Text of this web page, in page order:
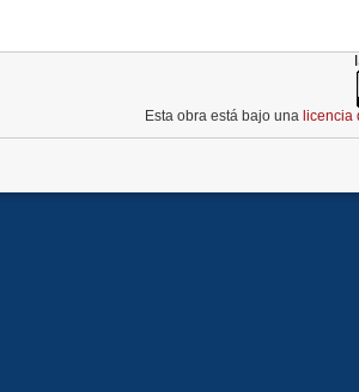
Esta obra está bajo una licencia